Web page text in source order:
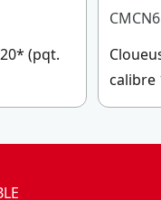
(pqt.
calibre